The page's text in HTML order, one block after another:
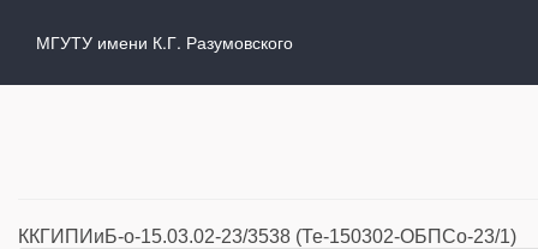
МГУТУ имени К.Г. Разумовского
ККГИПИиБ-о-15.03.02-23/3538 (Те-150302-ОБПСо-23/1)